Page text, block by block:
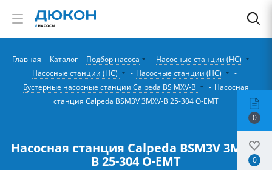
Главная - Каталог - Подбор насоса - Насосные станции (НС)
-
Насосные станции (НС)
- Насосные станции (НС)
-
Бустерные насосные станции Calpeda BS MXV-B
- Насосная
станция Calpeda BSM3V 3MXV-B 25-304 O-EMT
Насосная станция Calpeda BSM3V 3MXV-
B 25-304 O-EMT
0
0